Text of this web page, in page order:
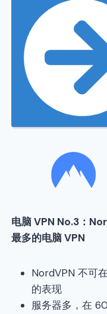
电脑 VPN No.3：
最多的电脑 VPN
NordVPN 不可
的表现
服务器多，在